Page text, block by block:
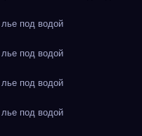
под водой
под водой
под водой
под водой